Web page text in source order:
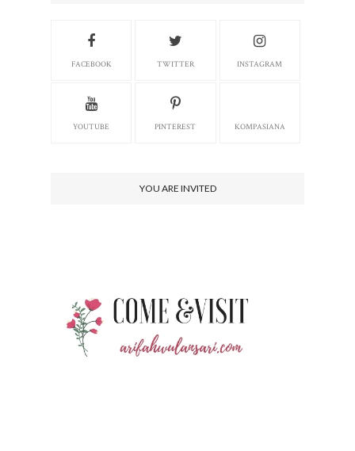
FACEBOOK TWITTER INSTAGRAM
YOUTUBE PINTEREST KOMPASIANA
YOU ARE INVITED